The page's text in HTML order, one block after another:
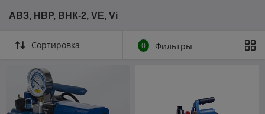
АВЗ, НВР, ВНК-2, VE, Vi
Сортировка 0 Фильтры